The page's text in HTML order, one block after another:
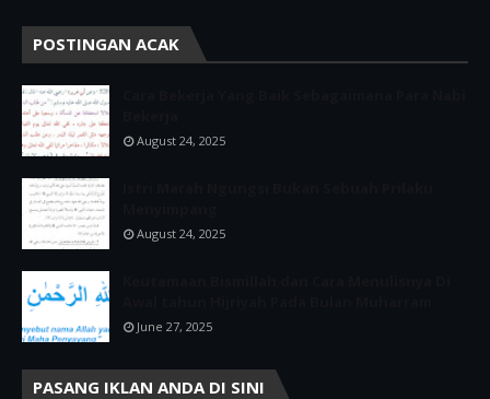
POSTINGAN ACAK
August 24, 2025
August 24, 2025
June 27, 2025
PASANG IKLAN ANDA DI SINI